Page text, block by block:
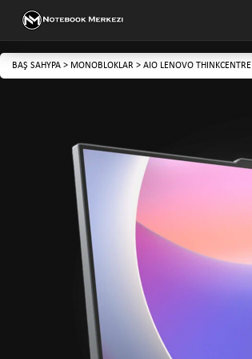
BAŞ SAHYPA > MONOBLOKLAR > AIO LENOVO